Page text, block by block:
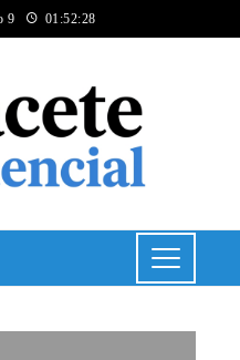
9 01:52:28